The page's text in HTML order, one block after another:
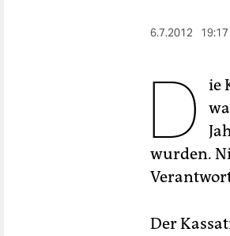
6.7.2012
D
ie
wurden.
Der